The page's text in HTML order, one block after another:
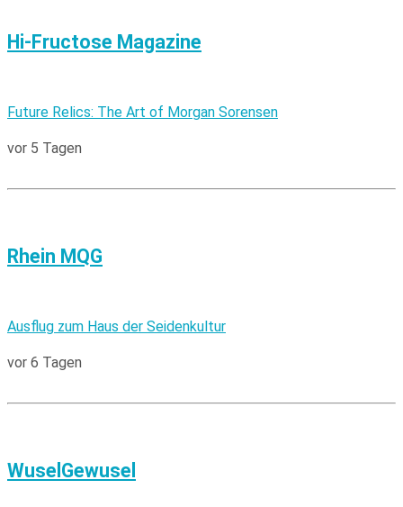
Hi-Fructose Magazine
Future Relics: The Art of Morgan Sorensen
vor 5 Tagen
Rhein MQG
Ausflug zum Haus der Seidenkultur
vor 6 Tagen
WuselGewusel